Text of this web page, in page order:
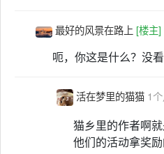
最好的风景在路上 [楼主]
呃，你这是什么？没
活在梦里的猫猫 1
猫乡里的作者啊
他们的活动拿奖励